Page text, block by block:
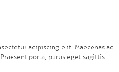
adipiscing elit. Maecenas ac
porta, purus eget sagittis